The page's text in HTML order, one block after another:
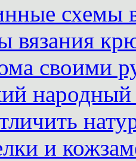
схемы
вязания
своими
и